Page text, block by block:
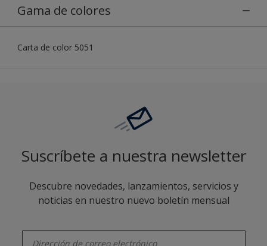
Gama de colores
Carta de color 5051
Suscríbete a nuestra newsletter
Descubre novedades, lanzamientos, servicios y
noticias en nuestro nuevo boletín mensual